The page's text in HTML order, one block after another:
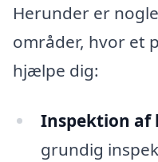
Herunder er
områder, hvor et
hjælpe dig:
Inspektion af
grundig